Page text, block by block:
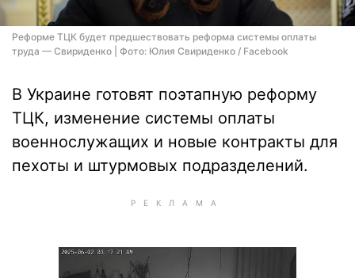
Реформе ТЦК будет предшествовать реформа системы оплаты
труда — Свириденко | Фото: Юлия Свириденко / Facebook
В Украине готовят поэтапную реформу
ТЦК, изменение системы оплаты
военнослужащих и новые контракты для
пехоты и штурмовых подразделений.